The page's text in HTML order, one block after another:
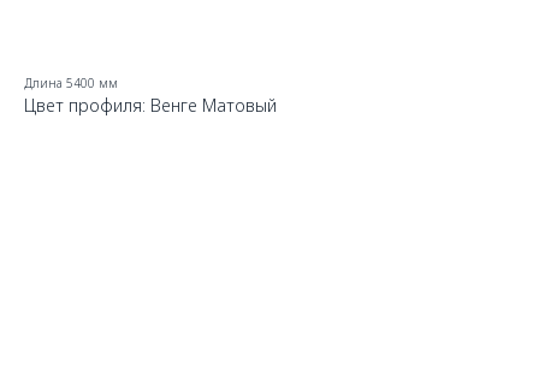
Длина 5400 мм
Цвет профиля: Венге Матовый